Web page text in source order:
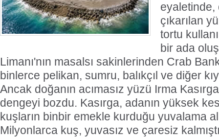
eyaletinde,
çıkarılan
tortu
bir ada
Limanı'nın masalsı sakinlerinden Crab
binlerce pelikan, sumru, balıkçıl ve diğer
Ancak doğanın acımasız yüzü Irma
dengeyi bozdu. Kasırga, adanın yüksek
kuşların binbir emekle kurduğu yuvalama
Milyonlarca kuş, yuvasız ve çaresiz